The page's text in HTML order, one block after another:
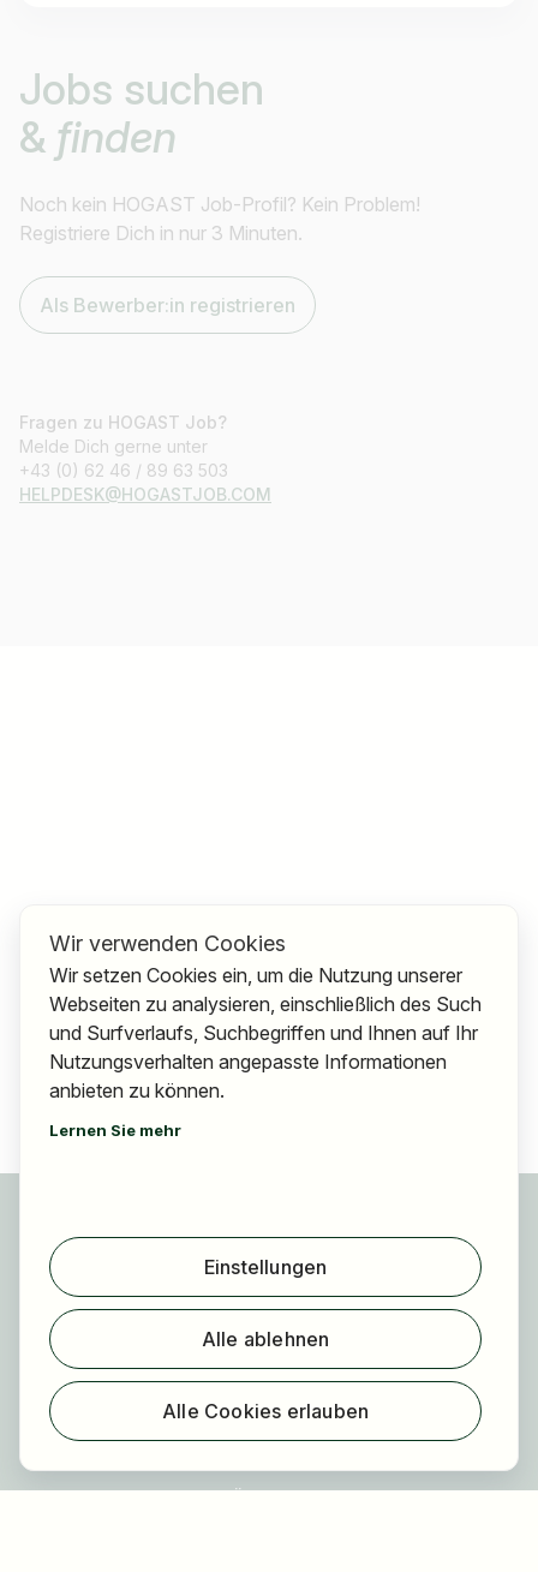
Jobs suchen
& finden
Noch kein HOGAST Job-Profil? Kein Problem!
Registriere Dich in nur 3 Minuten.
Als Bewerber:in registrieren
Fragen zu HOGAST Job?
Melde Dich gerne unter
+43 (0) 62 46 / 89 63 503
HELPDESK@HOGASTJOB.COM
Jobs finden
Arbeitgeber finden
Registrierung
Für Arbeitgeber
Über uns
Ich suche nach …
z.B. Österreich
Land / Bundesland
Jobs finden
Wir verwenden Cookies
Wir setzen Cookies ein, um die Nutzung unserer
Webseiten zu analysieren, einschließlich des Such
und Surfverlaufs, Suchbegriffen und Ihnen auf Ihr
Nutzungsverhalten angepasste Informationen
anbieten zu können.
Lernen Sie mehr
Einstellungen
Alle ablehnen
Alle Cookies erlauben